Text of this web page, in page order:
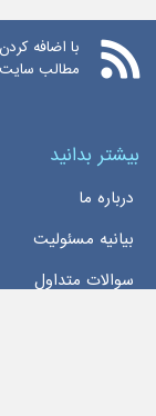
با اضافه کردن
مطالب سایت
بیشتر بدانید
درباره ما
بیانیه مسئولیت
سوالات متداول